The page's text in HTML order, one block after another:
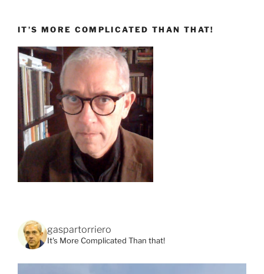
IT’S MORE COMPLICATED THAN THAT!
gaspartorriero
It's More Complicated Than that!